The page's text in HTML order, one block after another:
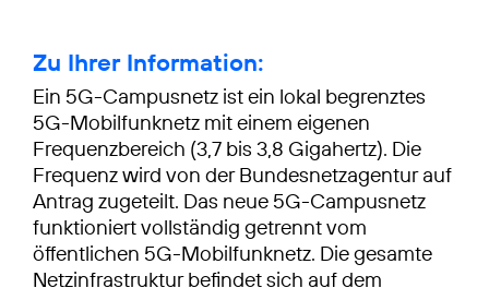
Zu Ihrer Information:
Ein 5G-Campusnetz ist ein lokal begrenztes
5G-Mobilfunknetz mit einem eigenen
Frequenzbereich (3,7 bis 3,8 Gigahertz). Die
Frequenz wird von der Bundesnetzagentur auf
Antrag zugeteilt. Das neue 5G-Campusnetz
funktioniert vollständig getrennt vom
öffentlichen 5G-Mobilfunknetz. Die gesamte
Netzinfrastruktur befindet sich auf dem